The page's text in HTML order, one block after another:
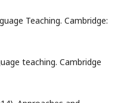
Teaching. Cambridge:
teaching. Cambridge